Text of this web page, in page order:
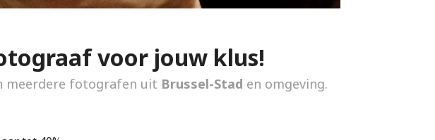
voor jouw klus!
meerdere fotografen uit Brussel-Stad en omgeving.